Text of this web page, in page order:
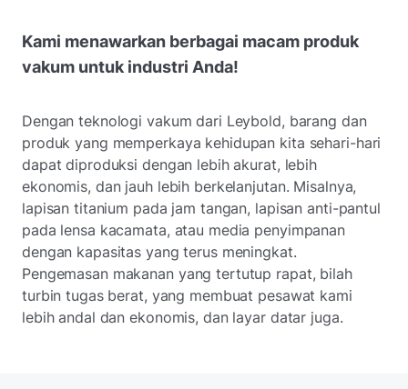
Kami menawarkan berbagai macam produk
vakum untuk industri Anda!
Dengan teknologi vakum dari Leybold, barang dan
produk yang memperkaya kehidupan kita sehari-hari
dapat diproduksi dengan lebih akurat, lebih
ekonomis, dan jauh lebih berkelanjutan. Misalnya,
lapisan titanium pada jam tangan, lapisan anti-pantul
pada lensa kacamata, atau media penyimpanan
dengan kapasitas yang terus meningkat.
Pengemasan makanan yang tertutup rapat, bilah
turbin tugas berat, yang membuat pesawat kami
lebih andal dan ekonomis, dan layar datar juga.